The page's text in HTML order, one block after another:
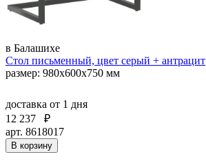
в Балашихе
Стол письменный, цвет серый + антрацит
размер: 980х600х750 мм
доставка от 1 дня
12 237
₽
арт. 8618017
В корзину